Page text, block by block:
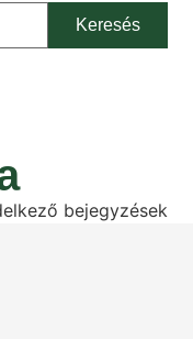
bejegyzések